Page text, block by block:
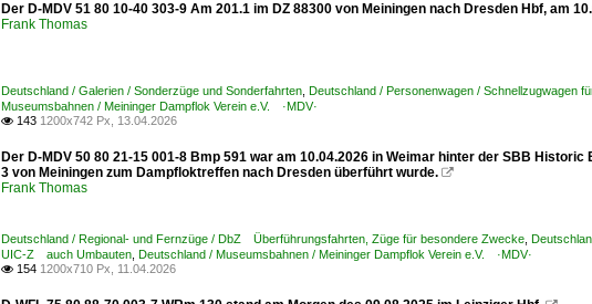
Der D-MDV 51 80 10-40 303-9 Am 201.1 im DZ 88300 von Meiningen nach Dresden Hbf, am
Frank Thomas
Deutschland / Galerien / Sonderzüge und Sonderfahrten Deutschland / Personenwagen /
Museumsbahnen / Meininger Dampflok Verein e.V. ·MDV·
 143 1200x742 Px, 13.04.2026
Der D-MDV 50 80 21-15 001-8 Bmp 591 war am 10.04.2026 in Weimar hinter der SBB
3 von Meiningen zum Dampfloktreffen nach Dresden überführt wurde. 
Frank Thomas
Deutschland / Regional- und Fernzüge / DbZ Überführungsfahrten, Züge für besondere Zwecke
UIC-Z auch Umbauten Deutschland / Museumsbahnen / Meininger Dampflok Verein e.V. ·MDV·
 154 1200x710 Px, 11.04.2026